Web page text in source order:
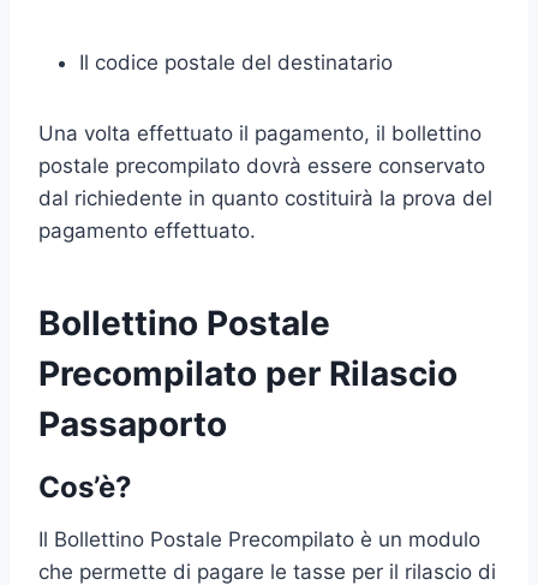
Il codice postale del destinatario
Una volta effettuato il pagamento, il bollettino
postale precompilato dovrà essere conservato
dal richiedente in quanto costituirà la prova del
pagamento effettuato.
Bollettino Postale
Precompilato per Rilascio
Passaporto
Cos’è?
Il Bollettino Postale Precompilato è un modulo
che permette di pagare le tasse per il rilascio di